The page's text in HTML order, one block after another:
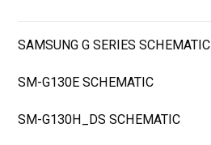
SAMSUNG G SERIES SCHEMATIC
SM-G130E SCHEMATIC
SM-G130H_DS SCHEMATIC